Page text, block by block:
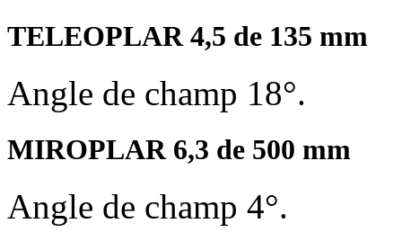
TELEOPLAR 4,5 de 135 mm
Angle de champ 18°.
MIROPLAR 6,3 de 500 mm
Angle de champ 4°.